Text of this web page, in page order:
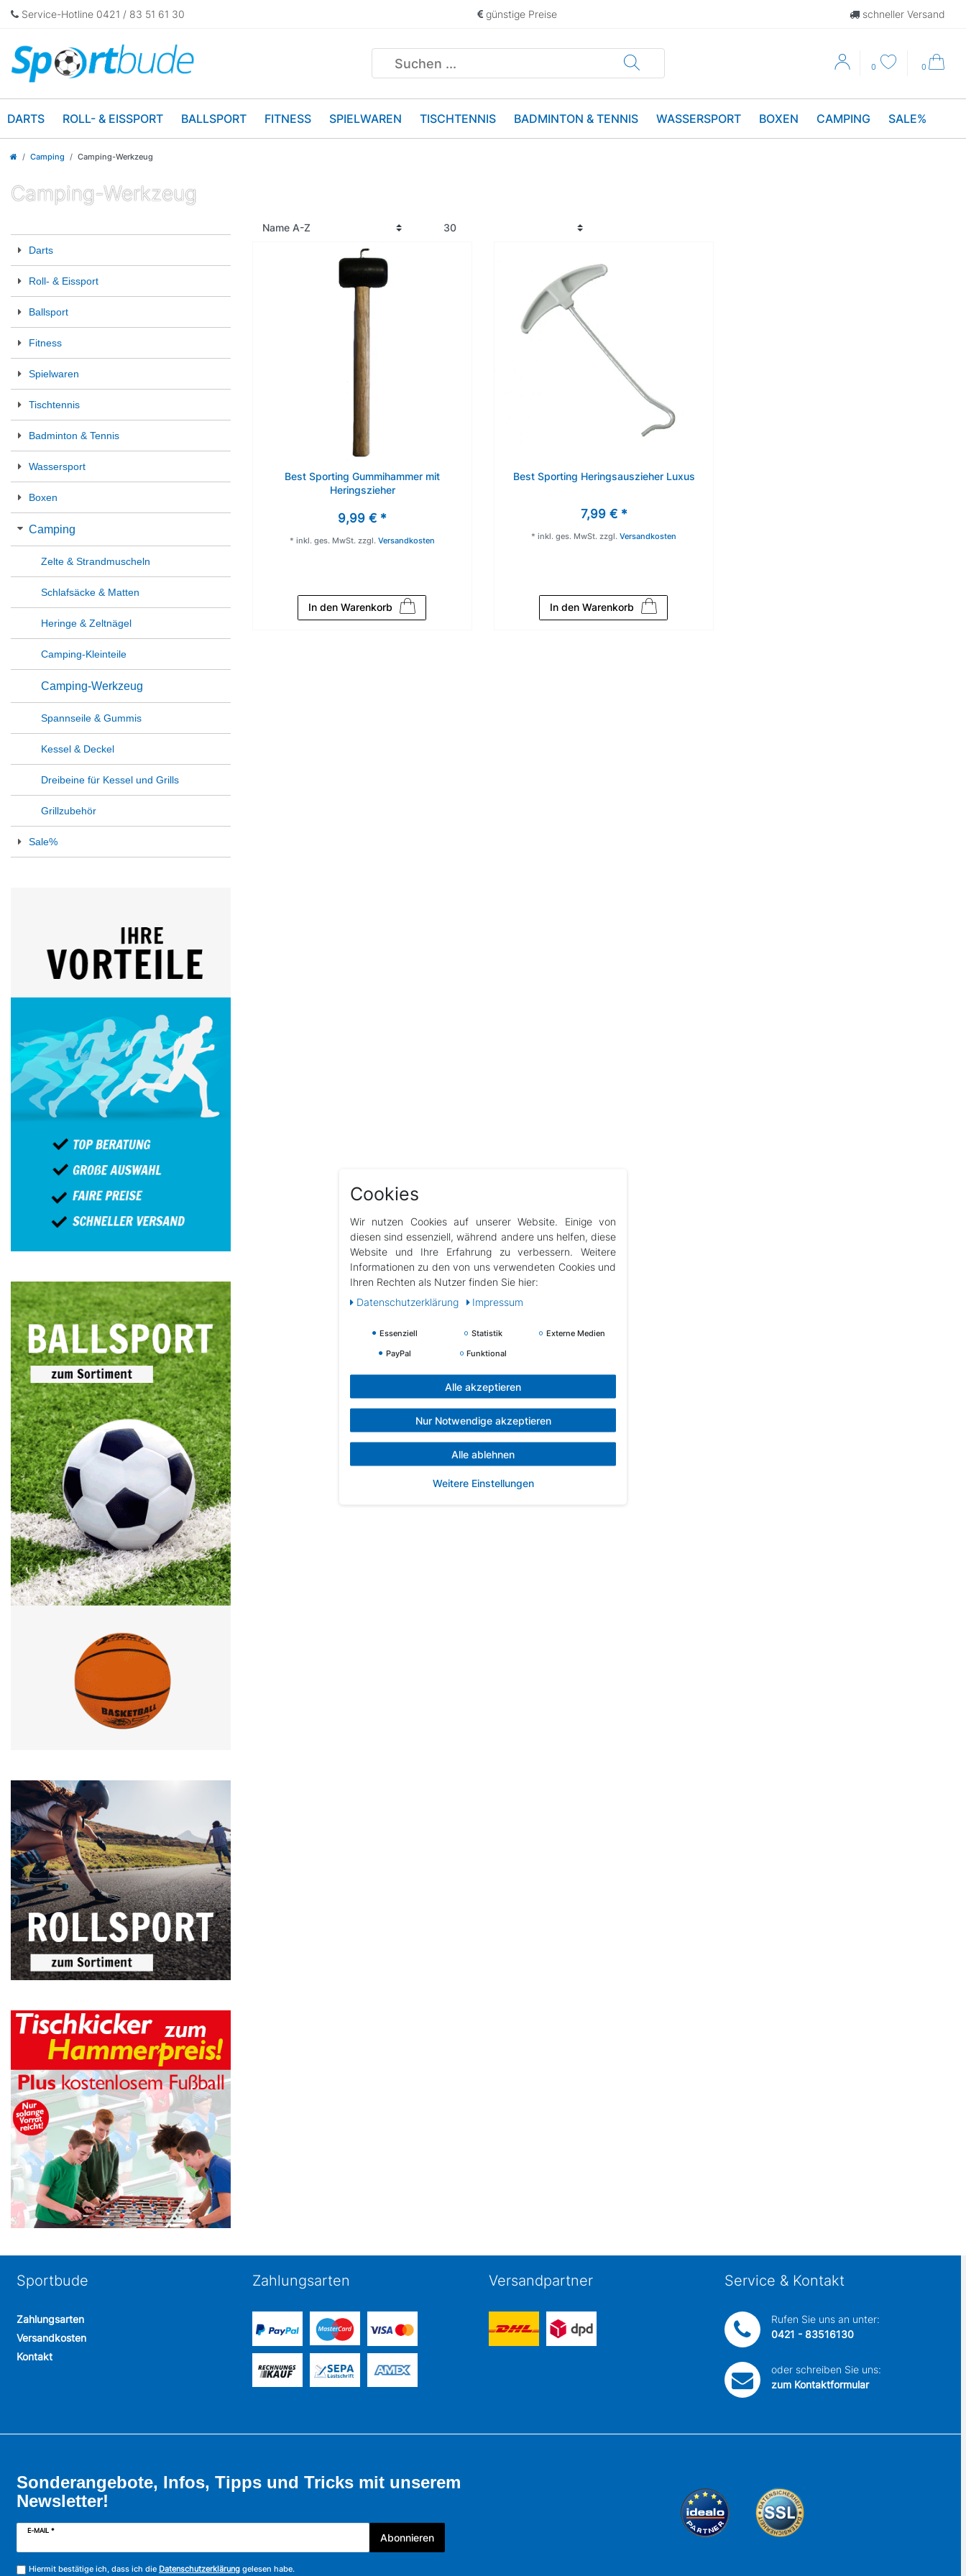
Service-Hotline 0421 / 83 51 61 30 günstige Preise schneller Versand
0 0
DARTS ROLL- & EISSPORT BALLSPORT FITNESS SPIELWAREN TISCHTENNIS BADMINTON & TENNIS WASSERSPORT BOXEN CAMPING SALE%
Camping Camping-Werkzeug
Camping-Werkzeug
Darts
Roll- & Eissport
Ballsport
Fitness
Spielwaren
Tischtennis
Badminton & Tennis
Wassersport
Boxen
Camping
Zelte & Strandmuscheln
Schlafsäcke & Matten
Heringe & Zeltnägel
Camping-Kleinteile
Camping-Werkzeug
Spannseile & Gummis
Kessel & Deckel
Dreibeine für Kessel und Grills
Grillzubehör
Sale%
Best Sporting Gummihammer mit
Heringszieher
9,99 € *
In den Warenkorb
* inkl. ges. MwSt. zzgl. Versandkosten
Best Sporting Heringsauszieher Luxus
7,99 € *
In den Warenkorb
* inkl. ges. MwSt. zzgl. Versandkosten
Sportbude
Zahlungsarten
Versandkosten
Kontakt
Zahlungsarten Versandpartner Service & Kontakt
Rufen Sie uns an unter:
0421 - 83516130
oder schreiben Sie uns:
zum Kontaktformular
Sonderangebote, Infos, Tipps und Tricks mit unserem
Newsletter!
E-MAIL *
Abonnieren
Hiermit bestätige ich, dass ich die Datenschutzerklärung gelesen habe.
Cookies
Wir nutzen Cookies auf unserer Website. Einige von
diesen sind essenziell, während andere uns helfen, diese
Website und Ihre Erfahrung zu verbessern. Weitere
Informationen zu den von uns verwendeten Cookies und
Ihren Rechten als Nutzer finden Sie hier:
Daten­schutz­erklärung
Impressum
Essenziell Statistik
Externe Medien
PayPal
Funktional
Alle akzeptieren
Nur Notwendige akzeptieren
Alle ablehnen
Weitere Einstellungen